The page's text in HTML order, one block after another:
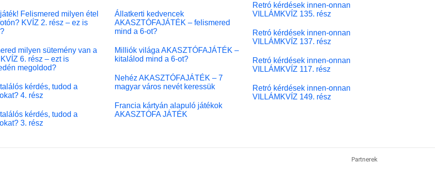
Felismered milyen étel
KVÍZ 2. rész – ez is
milyen sütemény van a
6. rész – ezt is
megoldod?
kérdés, tudod a
4. rész
kérdés, tudod a
3. rész
Állatkerti kedvencek
AKASZTÓFAJÁTÉK – felismered
mind a 6-ot?
Milliók világa AKASZTÓFAJÁTÉK –
kitalálod mind a 6-ot?
Nehéz AKASZTÓFAJÁTÉK – 7
magyar város nevét keressük
Francia kártyán alapuló játékok
AKASZTÓFA JÁTÉK
Retró kérdések innen-onnan
VILLÁMKVÍZ 135. rész
Retró kérdések innen-onnan
VILLÁMKVÍZ 137. rész
Retró kérdések innen-onnan
VILLÁMKVÍZ 117. rész
Retró kérdések innen-onnan
VILLÁMKVÍZ 149. rész
Partnerek